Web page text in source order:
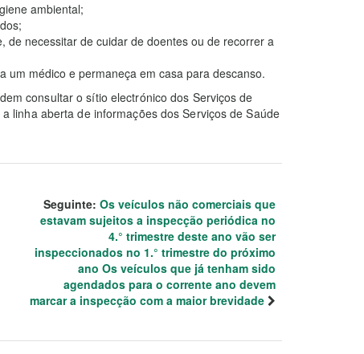
ambiental;
de necessitar de cuidar de doentes ou de recorrer a
um médico e permaneça em casa para descanso.
consultar o sítio electrónico dos Serviços de
linha aberta de informações dos Serviços de Saúde
Seguinte: Os veículos não comerciais que
estavam sujeitos a inspecção periódica no
4.° trimestre deste ano vão ser
inspeccionados no 1.° trimestre do próximo
ano Os veículos que já tenham sido
agendados para o corrente ano devem
marcar a inspecção com a maior brevidade